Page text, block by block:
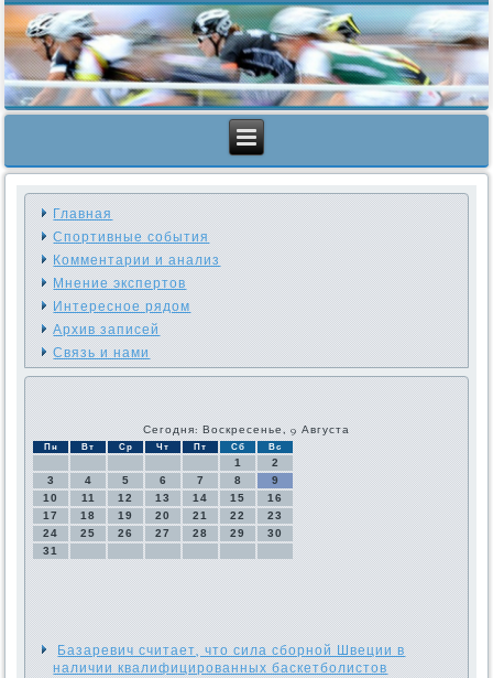
Главная
Спортивные события
Комментарии и анализ
Мнение экспертов
Интересное рядом
Архив записей
Связь и нами
Сегодня: Воскресенье, 9 Августа
Пн Вт Ср Чт Пт Сб Вс
1
2
3
4 5 6 7 8
9
10
11 12 13 14 15
16
17
18 19 20 21 22
23
24
25 26 27 28 29
30
31
Базаревич считает, что сила сборной Швеции в
наличии квалифицированных баскетболистов